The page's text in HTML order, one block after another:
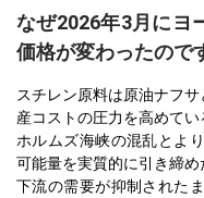
なぜ2026年3月にヨ
価格が変わったので
スチレン原料は原油ナフ
産コストの圧力を高めてい
ホルムズ海峡の混乱とよ
可能量を実質的に引き締め
下流の需要が抑制された